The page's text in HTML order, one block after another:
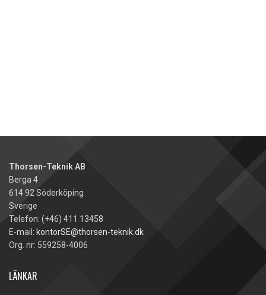
Thorsen-Teknik AB
Berga 4
614 92 Söderköping
Sverige
Telefon: (+46) 411 13458
E-mail: kontorSE@thorsen-teknik.dk
Org. nr: 559258-4006
LÄNKAR